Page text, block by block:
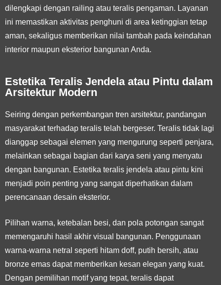
dilengkapi dengan railing atau teralis pengaman. Layanan
ini memastikan aktivitas penghuni di area ketinggian tetap
aman, sekaligus memberikan nilai tambah pada keindahan
interior maupun eksterior bangunan Anda.
Estetika Teralis Jendela atau Pintu dalam
Arsitektur Modern
Seiring dengan perkembangan tren arsitektur, pandangan
masyarakat terhadap teralis telah bergeser. Teralis tidak lagi
dianggap sebagai elemen yang mengurung seperti penjara,
melainkan sebagai bagian dari karya seni yang menyatu
dengan bangunan. Estetika teralis jendela atau pintu kini
menjadi poin penting yang sangat diperhatikan dalam
perencanaan desain eksterior.
Pilihan warna, ketebalan besi, dan pola potongan sangat
memengaruhi hasil akhir visual bangunan. Penggunaan
warna-warna netral seperti hitam doff, putih bersih, atau
bronze emas dapat memberikan kesan elegan yang kuat.
Dengan pemilihan motif yang tepat, teralis dapat